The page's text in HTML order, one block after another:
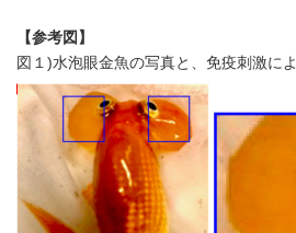
【参考図】
図１)水泡眼金魚の写真と、免疫刺激に